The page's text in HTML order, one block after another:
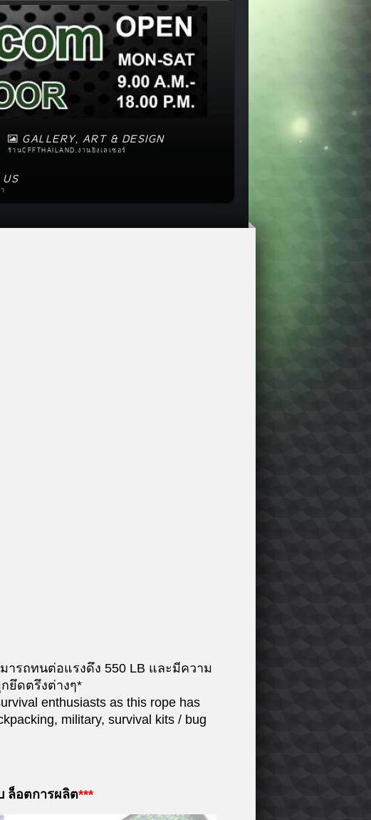
GALLERY, ART & DESIGN
ร้านCFFTHAILAND,งานยิงเลเซอร์
US
รถทนต่อแรงดึง 550 LB และมีความ
ยึดตรึงต่างๆ*
enthusiasts as this rope has
military, survival kits / bug
ล็อตการผลิต***